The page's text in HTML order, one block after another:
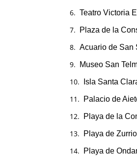
Teatro Victoria
Plaza de la
Acuario de San
Museo San
Isla Santa
Palacio de
Playa de la
Playa de
Playa de